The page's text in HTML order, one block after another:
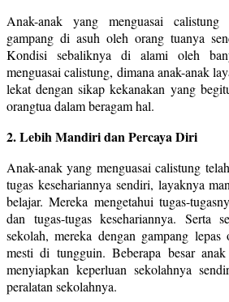
Anak-anak yang menguasai
gampang di asuh oleh orang tuanya
Kondisi sebaliknya di alami oleh
menguasai calistung, dimana anak-anak
lekat dengan sikap kekanakan yang
orangtua dalam beragam hal.
2. Lebih Mandiri dan Percaya Diri
Anak-anak yang menguasai calistung
tugas kesehariannya sendiri, layaknya
belajar. Mereka mengetahui tugas-
dan tugas-tugas kesehariannya. Serta
sekolah, mereka dengan gampang
mesti di tungguin. Beberapa besar
menyiapkan keperluan sekolahnya
peralatan sekolahnya.